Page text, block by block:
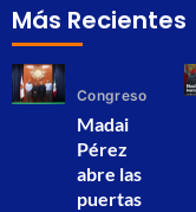
Más Recientes
Congreso
Madai
Pérez
abre las
puertas